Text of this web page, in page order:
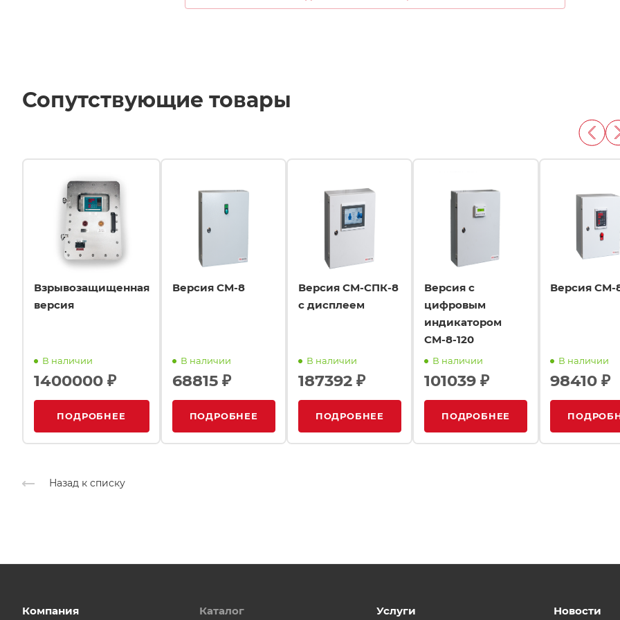
Сопутствующие товары
Взрывозащищенная
версия
В наличии
1400000 ₽
ПОДРОБНЕЕ
Версия СМ-8
В наличии
68815 ₽
ПОДРОБНЕЕ
Версия СМ-СПК-8
с дисплеем
В наличии
187392 ₽
ПОДРОБНЕЕ
Версия с
цифровым
индикатором
СМ-8-120
В наличии
101039 ₽
ПОДРОБНЕЕ
Версия СМ-
В наличии
98410 ₽
Назад к списку
Компания Каталог Услуги Новости